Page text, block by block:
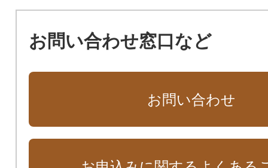
お問い合わせ窓口など
お問い合わせ